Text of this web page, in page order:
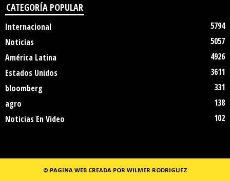
CATEGORÍA POPULAR
Internacional
5794
Noticias
5057
América Latina
4926
Estados Unidos
3611
bloomberg
331
agro
138
Noticias En Video
102
© PAGINA WEB CREADA POR WILMER RODRIGUEZ